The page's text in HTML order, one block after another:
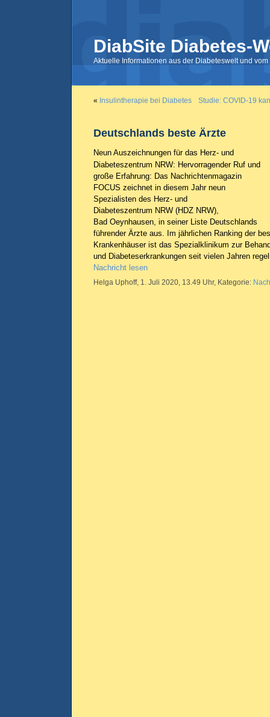
DiabSite Diabetes-
Aktuelle Informationen aus der Diabeteswelt und
« Insulintherapie bei Diabetes Studie: COVID-19
Deutschlands beste Ärzte
Neun Auszeichnungen für das Herz- und
Diabeteszentrum NRW: Hervorragender Ruf und
große Erfahrung: Das Nachrichtenmagazin
FOCUS zeichnet in diesem Jahr neun
Spezialisten des Herz- und
Diabeteszentrum NRW (HDZ NRW),
Bad Oeynhausen, in seiner Liste Deutschlands
führender Ärzte aus. Im jährlichen Ranking der
Krankenhäuser ist das Spezialklinikum zur
und Diabeteserkrankungen seit vielen Jahren
Nachricht lesen
Helga Uphoff, 1. Juli 2020, 13.49 Uhr, Kategorie: